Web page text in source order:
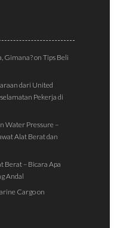
Gimana?onTips Beli
dari United
Pekerja di
Water Pressure –
Alat Berat dan
Berat – Bicara Apa
Andal
Cargoon